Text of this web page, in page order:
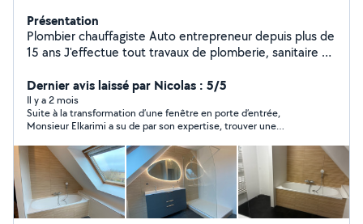
Présentation
Plombier chauffagiste Auto entrepreneur depuis plus de
15 ans J'effectue tout travaux de plomberie, sanitaire et
Dernier avis laissé par Nicolas : 5/5
Il y a 2 mois
Suite à la transformation d’une fenêtre en porte d’entrée,
Monsieur Elkarimi a su de par son expertise, trouver une
ailleurs, il s’est rendu disponible par rapport aux autres corps de
métier, afin de leur faciliter le travail et je l’en remercie
chaleureusement . Il a également fais le nécessaire pour
apporter l’alimentation dans la future cuisine.